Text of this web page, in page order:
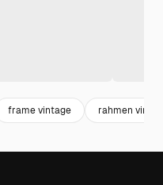
frame vintage rahmen